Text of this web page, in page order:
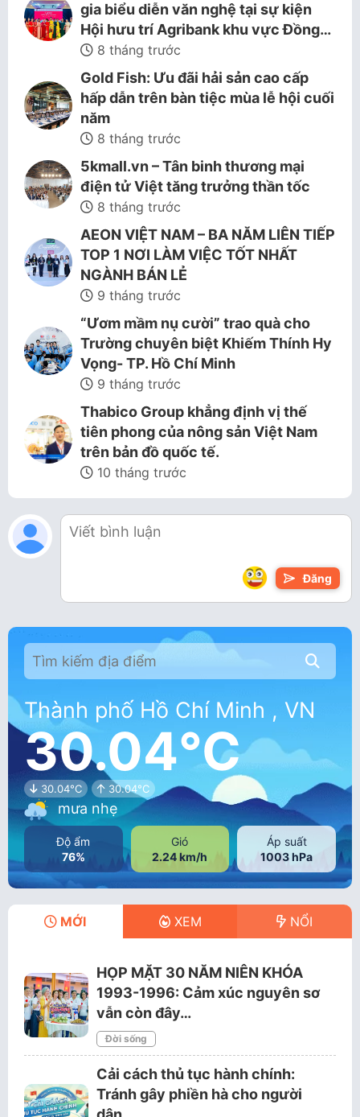
gia biểu diễn văn nghệ tại sự kiện
Hội hưu trí Agribank khu vực Đồng…
8 tháng trước
Gold Fish: Ưu đãi hải sản cao cấp
hấp dẫn trên bàn tiệc mùa lễ hội cuối
năm
8 tháng trước
5kmall.vn – Tân binh thương mại
điện tử Việt tăng trưởng thần tốc
8 tháng trước
AEON VIỆT NAM – BA NĂM LIÊN TIẾP
TOP 1 NƠI LÀM VIỆC TỐT NHẤT
NGÀNH BÁN LẺ
9 tháng trước
“Ươm mầm nụ cười” trao quà cho
Trường chuyên biệt Khiếm Thính Hy
Vọng- TP. Hồ Chí Minh
9 tháng trước
Thabico Group khẳng định vị thế
tiên phong của nông sản Việt Nam
trên bản đồ quốc tế.
10 tháng trước
Đăng
Thành phố Hồ Chí Minh , VN
30.04°C
30.04°C 30.04°C
mưa nhẹ
Độ ẩm
76%
Gió
2.24 km/h
Áp suất
1003 hPa
MỚI XEM NỔI
HỌP MẶT 30 NĂM NIÊN KHÓA
1993-1996: Cảm xúc nguyên sơ
vẫn còn đây…
Đời sống
Cải cách thủ tục hành chính:
Tránh gây phiền hà cho người